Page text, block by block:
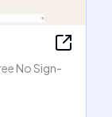
No Sign-